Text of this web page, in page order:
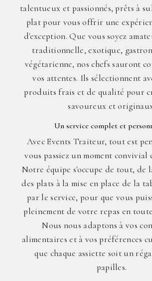
talentueux et passionnés, prêts à
plat pour vous offrir une
d'exception. Que vous soyez
traditionnelle, exotique,
végétarienne, nos chefs sauront
vos attentes. Ils sélectionnent
produits frais et de qualité pour
savoureux et
Un service complet et
Avec Events Traiteur, tout est
vous passiez un moment convivial
Notre équipe s'occupe de tout, de
des plats à la mise en place de la
par le service, pour que vous
pleinement de votre repas en
Nous nous adaptons à vos
alimentaires et à vos préférences
que chaque assiette soit un
papilles.